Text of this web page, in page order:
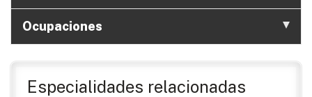
Ocupaciones
Especialidades relacionadas